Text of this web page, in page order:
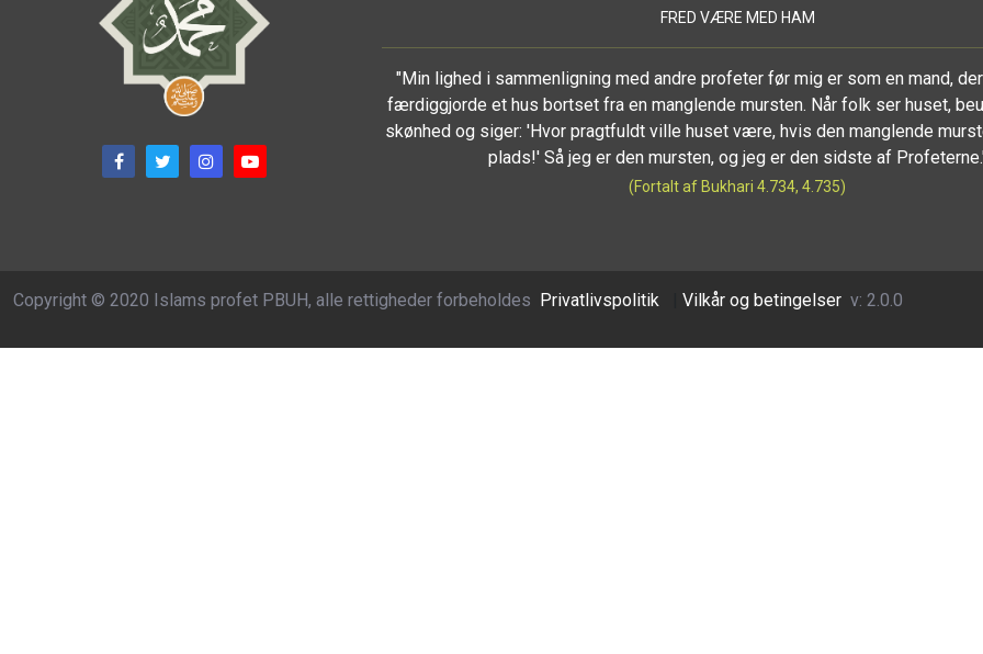
FRED VÆRE MED HAM
"Min lighed i sammenligning med andre profeter før mig er som en mand,
færdiggjorde et hus bortset fra en manglende mursten. Når folk ser huset,
skønhed og siger: 'Hvor pragtfuldt ville huset være, hvis den manglende
plads!' Så jeg er den mursten, og jeg er den sidste af
(Fortalt af Bukhari 4.734, 4.735)
Copyright © 2020 Islams profet PBUH, alle rettigheder forbeholdes Privatlivspolitik Vilkår og betingelser v: 2.0.0